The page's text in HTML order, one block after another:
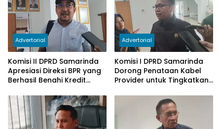
Advertorial
Komisi II DPRD Samarinda
Apresiasi Direksi BPR yang
Berhasil Benahi Kredit
Advertorial
Komisi I DPRD Samarinda
Dorong Penataan Kabel
Provider untuk Tingkatkan